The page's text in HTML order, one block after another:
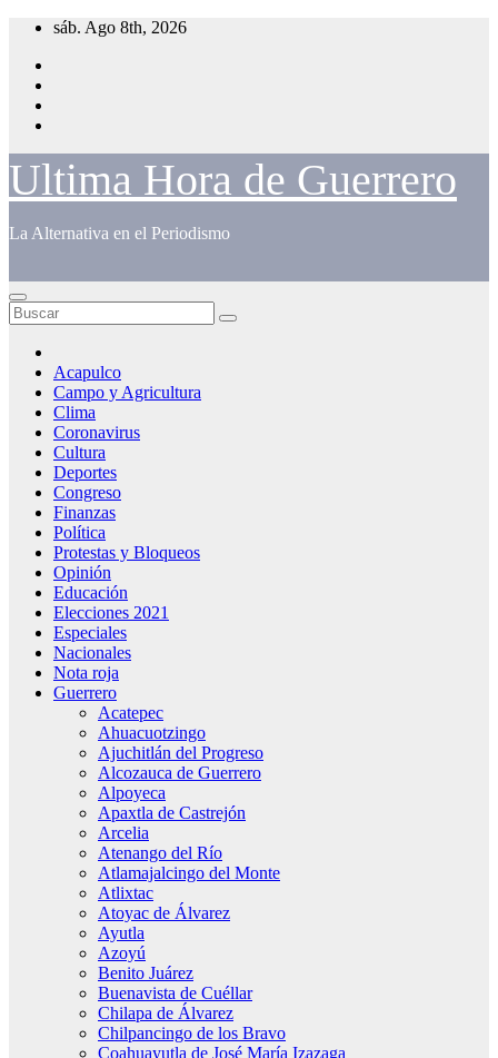
Saltar
contenido
sáb. Ago 8th, 2026
Ultima Hora de Guerrero
La Alternativa en el Periodismo
Acapulco
Campo y Agricultura
Clima
Coronavirus
Cultura
Deportes
Congreso
Finanzas
Política
Protestas y Bloqueos
Opinión
Educación
Elecciones 2021
Especiales
Nacionales
Nota roja
Guerrero
Acatepec
Ahuacuotzingo
Ajuchitlán del Progreso
Alcozauca de Guerrero
Alpoyeca
Apaxtla de Castrejón
Arcelia
Atenango del Río
Atlamajalcingo del Monte
Atlixtac
Atoyac de Álvarez
Ayutla
Azoyú
Benito Juárez
Buenavista de Cuéllar
Chilapa de Álvarez
Chilpancingo de los Bravo
Coahuayutla de José María Izazaga